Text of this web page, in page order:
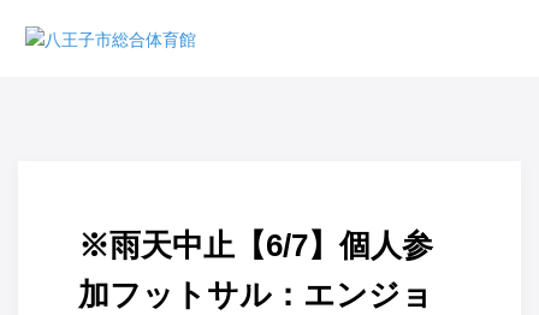
※雨天中止【6/7】個人参
加フットサル：エンジョ